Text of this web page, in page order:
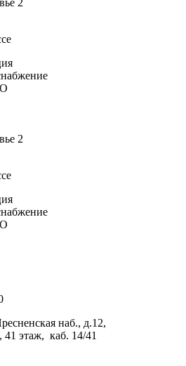
наб., д.12,
этаж, каб. 14/41